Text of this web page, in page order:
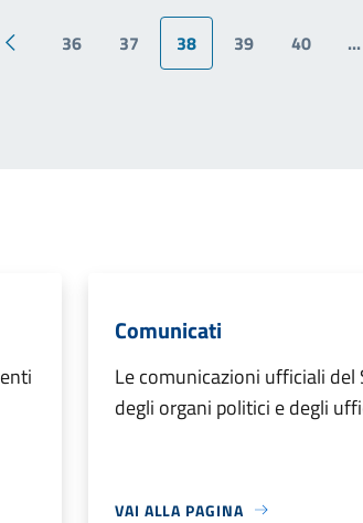
Pagina precedente
36 37 38 39 40 ...
Comunicati
Le comunicazioni ufficiali del
degli organi politici e degli
VAI ALLA PAGINA